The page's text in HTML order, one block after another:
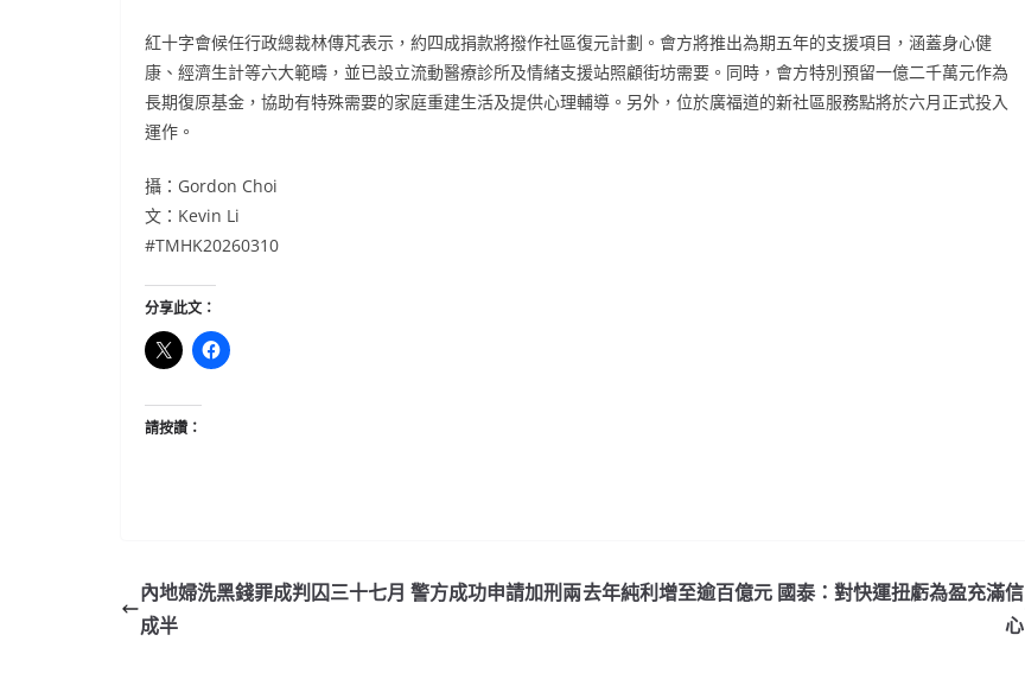
紅十字會候任行政總裁林傳芃表示，約四成捐款將撥作社區復元計劃。會方將推出為期五年的支援項目，涵蓋身心健
康、經濟生計等六大範疇，並已設立流動醫療診所及情緒支援站照顧街坊需要。同時，會方特別預留一億二千萬元作為
長期復原基金，協助有特殊需要的家庭重建生活及提供心理輔導。另外，位於廣福道的新社區服務點將於六月正式投入
運作。
攝：Gordon Choi
文：Kevin Li
#TMHK20260310
分享此文：
請按讚：
內地婦洗黑錢罪成判囚三十七月 警方成功申請加刑兩
成半
去年純利增至逾百億元 國泰：對快運扭虧為盈充滿信
心